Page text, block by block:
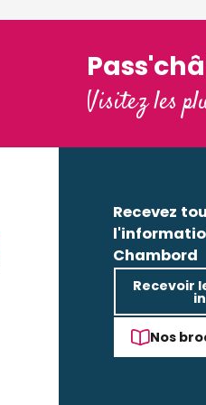
Visitez les
Recevez
Chambord
Recevoir
Nos